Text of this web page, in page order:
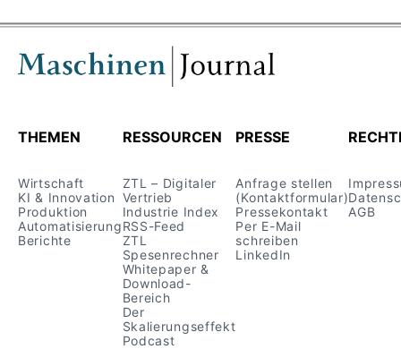
THEMEN
Wirtschaft
KI & Innovation
Produktion
Automatisierung
Berichte
RESSOURCEN
ZTL – Digitaler
Vertrieb
Industrie Index
RSS-Feed
ZTL
Spesenrechner
Whitepaper &
Download-
Bereich
Der
Skalierungseffekt
Podcast
PRESSE
Anfrage stellen
(Kontaktformular)
Pressekontakt
Per E-Mail
schreiben
LinkedIn
AGB